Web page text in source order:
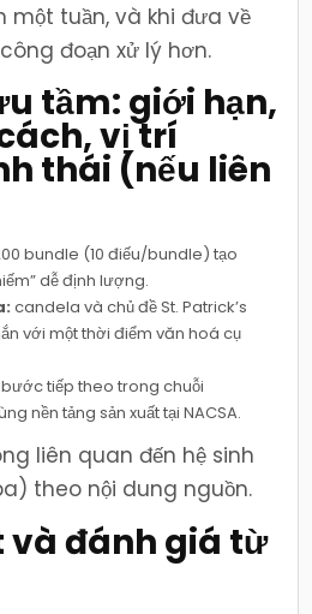
một tuần, và khi đưa về
đoạn xử lý hơn.
tầm: giới hạn,
vị trí
thái (nếu liên
bundle (10 điếu/bundle) tạo
dễ định lượng.
candela và chủ đề St. Patrick’s
với một thời điểm văn hoá cụ
tiếp theo trong chuỗi
nền tảng sản xuất tại NACSA.
liên quan đến hệ sinh
theo nội dung nguồn.
và đánh giá từ